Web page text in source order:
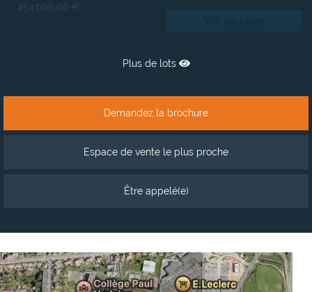
454 000,00 €
Plus de lots
Demandez la brochure
Espace de vente le plus proche
Être appelé(e)